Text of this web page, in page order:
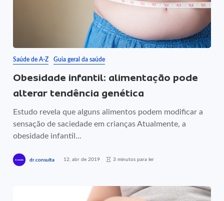
Saúde de A-Z Guia geral da saúde
Obesidade infantil: alimentação pode
alterar tendência genética
Estudo revela que alguns alimentos podem modificar a
sensação de saciedade em crianças Atualmente, a
obesidade infantil...
dr.consulta 12, abr de 2019 3 minutos para ler